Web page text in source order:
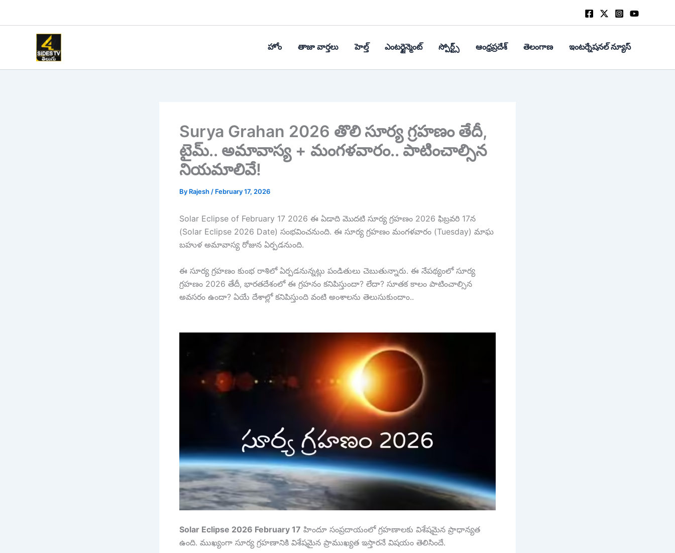
హోం తాజా వార్తలు హెల్త్‌ ఎంటర్టైన్మెంట్ స్పోర్ట్స్ ఆంధ్రప్రదేశ్ తెలంగాణ ఇంటర్నేషనల్ న్యూస్
Surya Grahan 2026 తొలి సూర్య గ్రహణం తేదీ,
టైమ్‌.. అమావాస్య + మంగళవారం.. పాటించాల్సిన
నియమాలివే!
By Rajesh / February 17, 2026
Solar Eclipse of February 17 2026 ఈ ఏడాది మొదటి సూర్య గ్రహణం 2026 ఫిబ్రవరి 17న
(Solar Eclipse 2026 Date) సంభవించనుంది. ఈ సూర్య గ్రహణం మంగళవారం (Tuesday) మాఘ
బహుళ అమావాస్య రోజున ఏర్పడనుంది.
ఈ సూర్య గ్రహణం కుంభ రాశిలో ఏర్పడనున్నట్లు పండితులు చెబుతున్నారు. ఈ నేపథ్యంలో సూర్య
గ్రహణం 2026 తేదీ, భారతదేశంలో ఈ గ్రహనం కనిపిస్తుందా? లేదా? సూతక కాలం పాటించాల్సిన
అవసరం ఉందా? ఏయే దేశాల్లో కనిపిస్తుంది వంటి అంశాలను తెలుసుకుందాం..
Solar Eclipse 2026 February 17 హిందూ సంప్రదాయంలో గ్రహణాలకు విశేషమైన ప్రాధాన్యత
ఉంది. ముఖ్యంగా సూర్య గ్రహణానికి విశేషమైన ప్రాముఖ్యత ఇస్తారనే విషయం తెలిసిందే.